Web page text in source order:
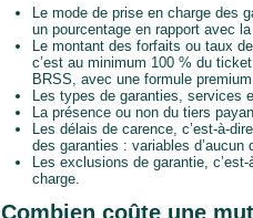
Le mode de prise en charge des
un pourcentage en rapport avec
Le montant des forfaits ou taux
c’est au minimum 100 % du
BRSS, avec une formule
Les types de garanties, services
La présence ou non du tiers
Les délais de carence, c’est-à-
des garanties : variables d’aucun
Les exclusions de garantie,
charge.
Combien coûte une